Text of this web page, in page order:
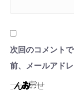
次回のコメント
前、メールアド